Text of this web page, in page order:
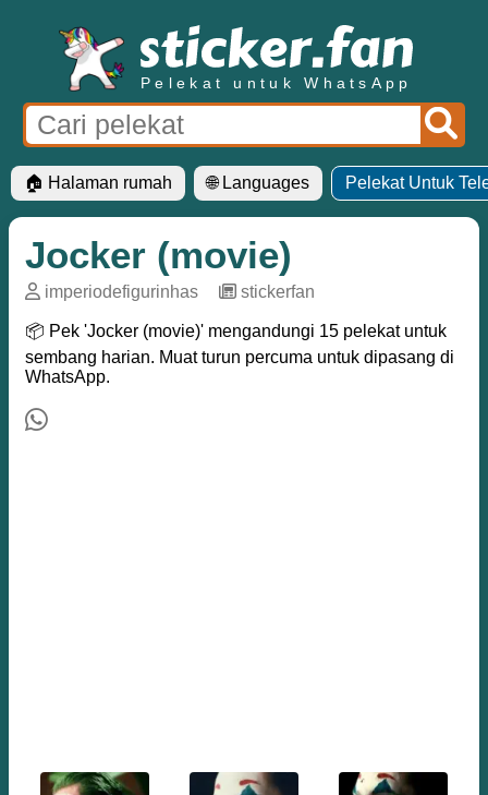
Pelekat untuk WhatsApp
🏠 Halaman rumah 🌐 Languages Pelekat Untuk
Jocker (movie)
imperiodefigurinhas stickerfan
📦 Pek 'Jocker (movie)' mengandungi 15 pelekat untuk
sembang harian. Muat turun percuma untuk dipasang di
WhatsApp.